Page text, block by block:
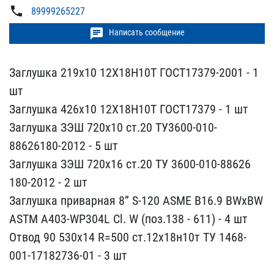
phone 89999265227
chat Написать сообщение
Заглушка 219х10 12Х18Н10​Т ГОСТ17379-2001 - 1
шт
​Заглушка 426х10 12Х18Н10​Т ГОСТ17379 - 1 шт
Заглу​шка ЗЭШ 720х10 ст.20 ТУ3​600-010-
88626180-2012 - ​5 шт
Заглушка ЗЭШ 720х16​ ст.20 ТУ 3600-010-88626​
180-2012 - 2 шт
Заглушка​ приварная 8” S-120 ASME​ B16.9 BWxBW
ASTM A403-W​P304L Cl. W (поз.138 - 6​11) - 4 шт
Отвод 90 530х​14 R=500 ст.12х18н10т ТУ​ 1468-
001-17182736-01 - ​3 шт